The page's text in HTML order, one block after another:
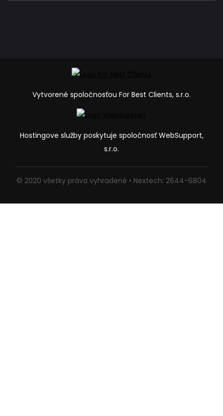
Vytvorené spoločnosťou For Best Clients, s.r.o.
Hostingove služby poskytuje spoločnosť WebSupport,
s.r.o.
© 2020 všetky práva vyhradené • Nextech: 2644-6804